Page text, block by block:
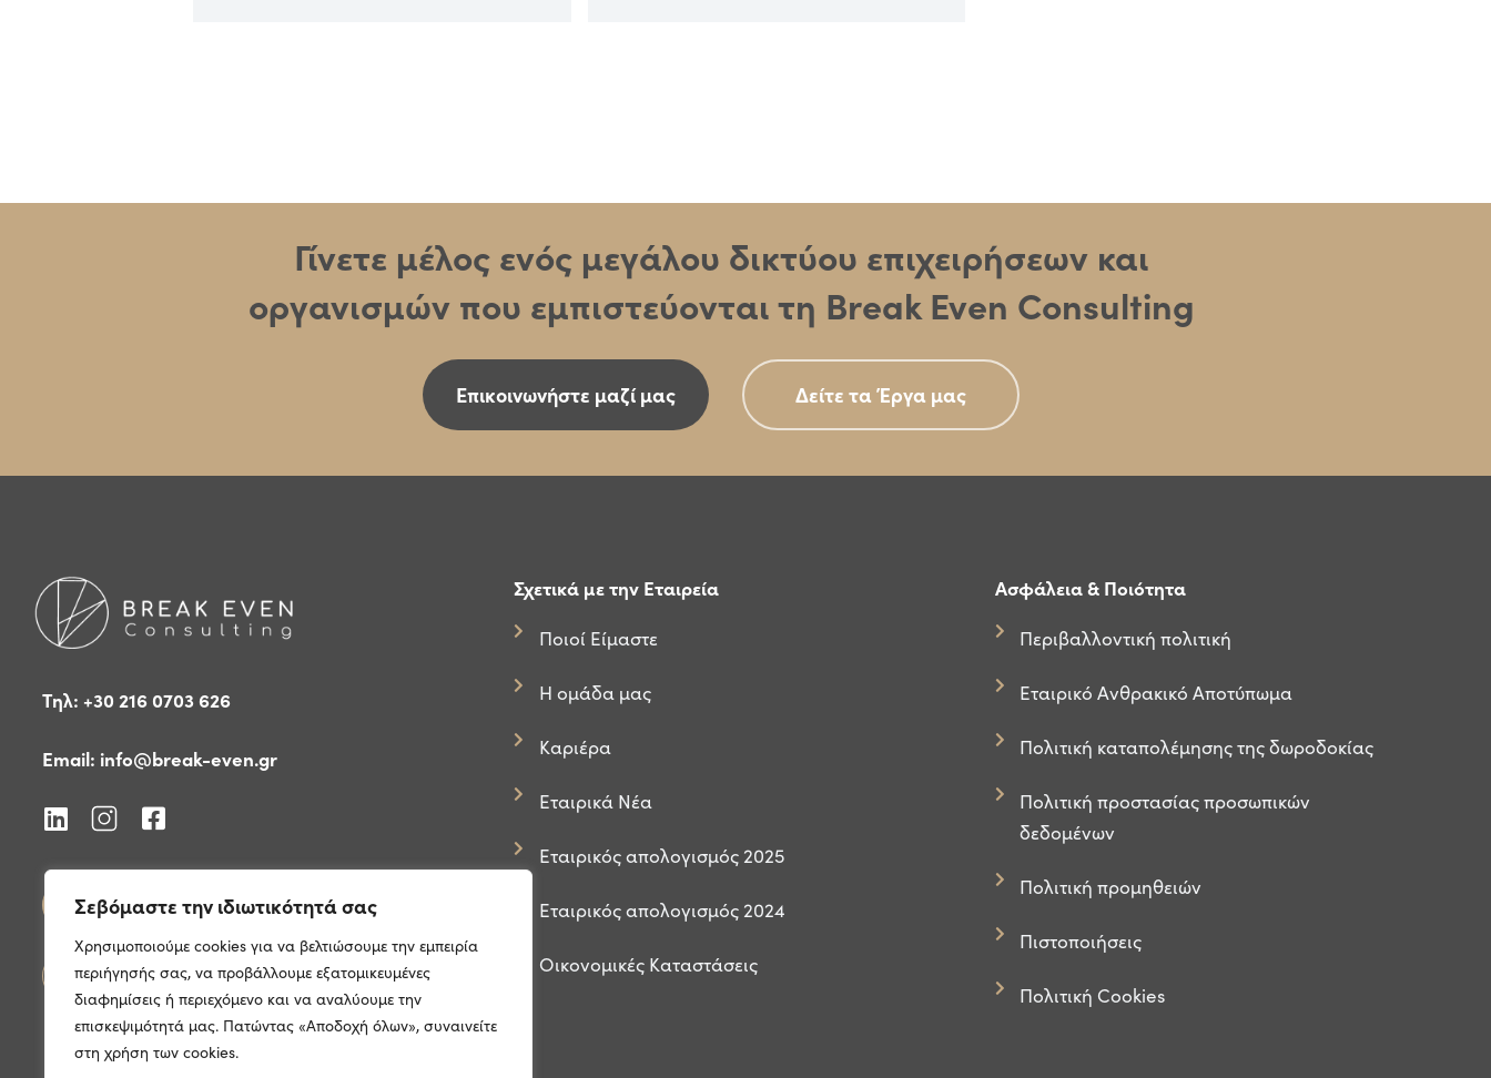
Σεβόμαστε την ιδιωτικότητά σας
Χρησιμοποιούμε cookies για να βελτιώσουμε την εμπειρία
περιήγησής σας, να προβάλλουμε εξατομικευμένες
διαφημίσεις ή περιεχόμενο και να αναλύουμε την
επισκεψιμότητά μας. Πατώντας «Αποδοχή όλων», συναινείτε
στη χρήση των cookies.
Γίνετε μέλος ενός μεγάλου δικτύου επιχειρήσεων και
οργανισμών που εμπιστεύονται τη Break Even Consulting
Επικοινωνήστε μαζί μας Δείτε τα Έργα μας
Τηλ: +30 216 0703 626
Email: info@break-even.gr
Δείτε τις δημοσιεύσεις μας
Επικοινωνήστε μαζί μας
Σχετικά με την Εταιρεία
Ποιοί Είμαστε
Η ομάδα μας
Καριέρα
Εταιρικά Νέα
Εταιρικός απολογισμός 2025
Εταιρικός απολογισμός 2024
Οικονομικές Καταστάσεις
Ασφάλεια & Ποιότητα
Περιβαλλοντική πολιτική
Εταιρικό Ανθρακικό Αποτύπωμα
Πολιτική καταπολέμησης της δωροδοκίας
Πολιτική προστασίας προσωπικών
δεδομένων
Πολιτική προμηθειών
Πιστοποιήσεις
Πολιτική Cookies